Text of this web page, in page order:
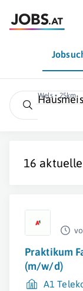
Wels • 25km
16 aktuelle
Praktikum
(m/w/d)
A1